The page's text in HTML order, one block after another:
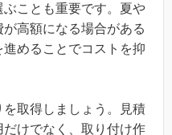
ことも重要です。夏や
高額になる場合がある
めることでコストを抑
取得しましょう。見積
けでなく、取り付け作